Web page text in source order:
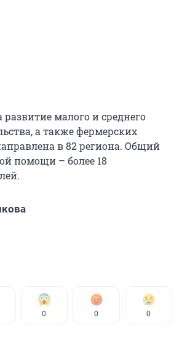
малого и среднего
а также фермерских
в 82 региона. Общий
помощи – более 18
0 0 0